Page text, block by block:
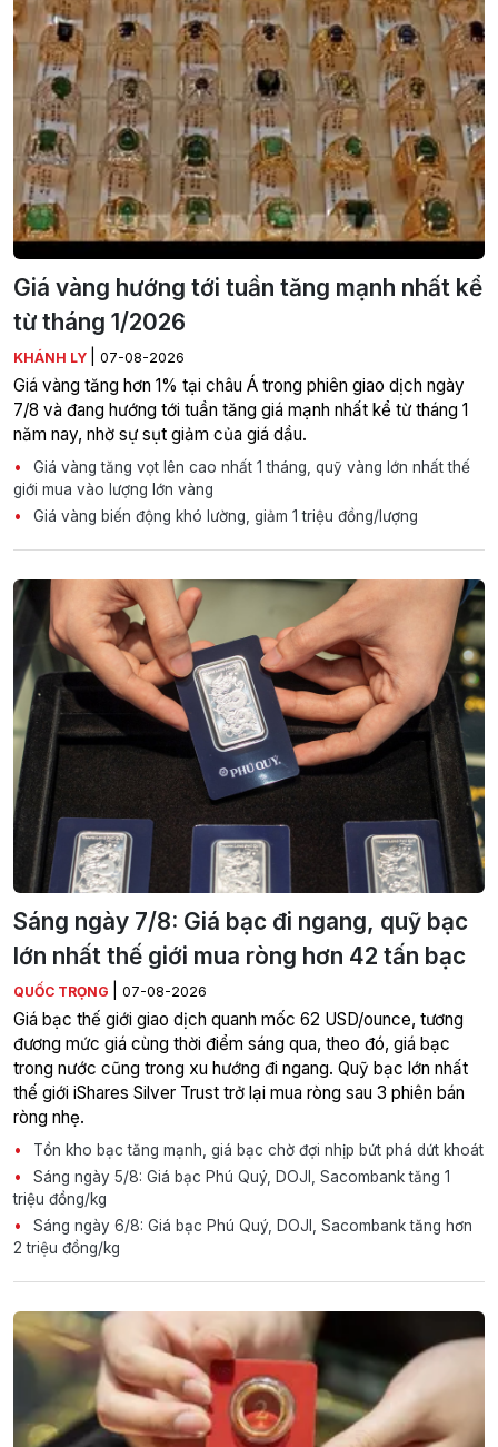
Giá vàng hướng tới tuần tăng mạnh nhất kể
từ tháng 1/2026
KHÁNH LY 07-08-2026
Giá vàng tăng hơn 1% tại châu Á trong phiên giao dịch ngày
7/8 và đang hướng tới tuần tăng giá mạnh nhất kể từ tháng 1
năm nay, nhờ sự sụt giảm của giá dầu.
Giá vàng tăng vọt lên cao nhất 1 tháng, quỹ vàng lớn nhất thế
giới mua vào lượng lớn vàng
Giá vàng biến động khó lường, giảm 1 triệu đồng/lượng
Sáng ngày 7/8: Giá bạc đi ngang, quỹ bạc
lớn nhất thế giới mua ròng hơn 42 tấn bạc
QUỐC TRỌNG 07-08-2026
Giá bạc thế giới giao dịch quanh mốc 62 USD/ounce, tương
đương mức giá cùng thời điểm sáng qua, theo đó, giá bạc
trong nước cũng trong xu hướng đi ngang. Quỹ bạc lớn nhất
thế giới iShares Silver Trust trở lại mua ròng sau 3 phiên bán
ròng nhẹ.
Tồn kho bạc tăng mạnh, giá bạc chờ đợi nhịp bứt phá dứt khoát
Sáng ngày 5/8: Giá bạc Phú Quý, DOJI, Sacombank tăng 1
triệu đồng/kg
Sáng ngày 6/8: Giá bạc Phú Quý, DOJI, Sacombank tăng hơn
2 triệu đồng/kg